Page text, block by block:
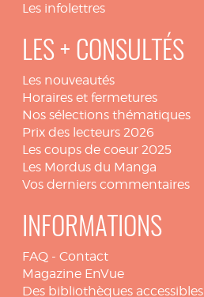
Les infolettres
LES + CONSULTÉS
Les nouveautés
Horaires et fermetures
Nos sélections thématiques
Prix des lecteurs 2026
Les coups de coeur 2025
Les Mordus du Manga
Vos derniers commentaires
INFORMATIONS
FAQ - Contact
Magazine EnVue
Des bibliothèques accessibles